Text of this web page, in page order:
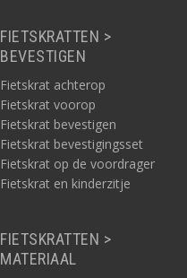
FIETSKRATTEN >
BEVESTIGEN
Fietskrat achterop
Fietskrat voorop
Fietskrat bevestigen
Fietskrat bevestigingsset
Fietskrat op de voordrager
Fietskrat en kinderzitje
FIETSKRATTEN >
MATERIAAL